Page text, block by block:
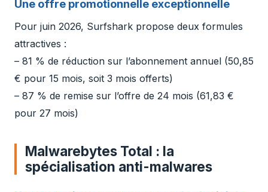
Une offre promotionnelle exceptionnelle
Pour juin 2026, Surfshark propose deux formules
attractives :
– 81 % de réduction sur l’abonnement annuel (50,85
€ pour 15 mois, soit 3 mois offerts)
– 87 % de remise sur l’offre de 24 mois (61,83 €
pour 27 mois)
Malwarebytes Total : la
spécialisation anti-malwares